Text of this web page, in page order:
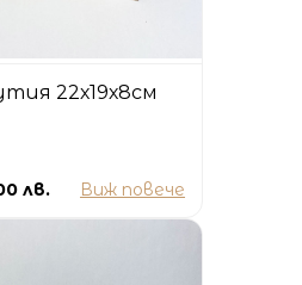
22х19х8см
лв. Виж повече